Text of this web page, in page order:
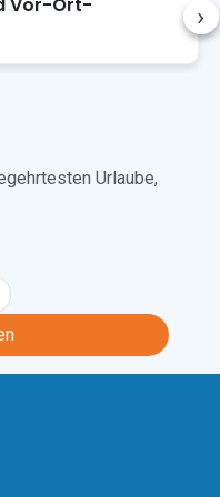
zur
di
›
Urlaube,